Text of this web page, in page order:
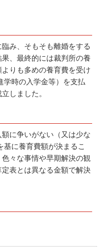
み、そもそも離婚をする
、最終的には裁判所の養
りも多めの養育費を受け
学時の入学金等）を支払
しました。
に争いがない（又は少な
に養育費額が決まるこ
々な事情や早期解決の観
表とは異なる金額で解決